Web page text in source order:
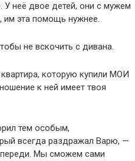
неё двое детей, они с мужем
им эта помощь нужнее.
не вскочить с дивана.
которую купили МОИ
к ней имеет твоя
тем особым,
всегда раздражал Варю, —
Мы сможем сами